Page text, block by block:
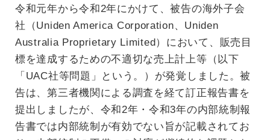
令和元年から令和2年にかけて、被告の海外子会
社（Uniden America Corporation、Uniden
Australia Proprietary Limited）において、販売目
標を達成するための不適切な売上計上等（以下
「UAC社等問題」という。）が発覚しました。被
告は、第三者機関による調査を経て訂正報告書を
提出しましたが、令和2年・令和3年の内部統制報
告書では内部統制が有効でない旨が記載されてお